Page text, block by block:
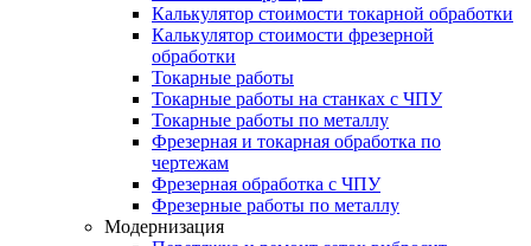
Калькулятор стоимости токарной обработки
Калькулятор стоимости фрезерной
обработки
Токарные работы
Токарные работы на станках с ЧПУ
Токарные работы по металлу
Фрезерная и токарная обработка по
чертежам
Фрезерная обработка с ЧПУ
Фрезерные работы по металлу
Модернизация